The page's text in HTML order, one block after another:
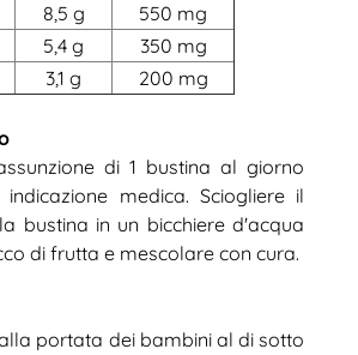
8,5 g
550 mg
5,4 g
350 mg
3,1 g 200 mg
di 1 bustina al giorno
medica. Sciogliere il
bustina in un bicchiere d'acqua
di frutta e mescolare con cura.
portata dei bambini al di sotto